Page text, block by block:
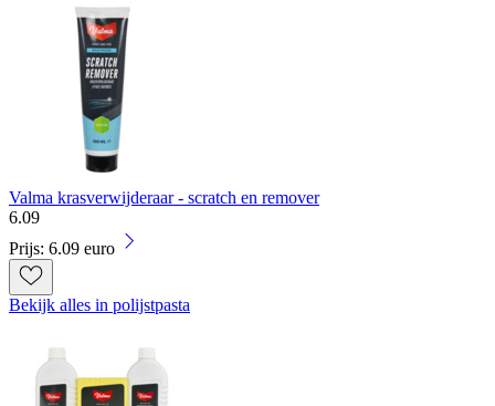
Valma krasverwijderaar - scratch en remover
6.09
Prijs: 6.09 euro
Bekijk alles in polijstpasta